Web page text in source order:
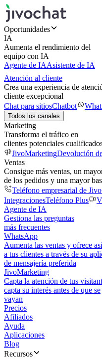
Oportunidades
IA
Aumenta el rendimiento del
equipo con IA
Agente de IAAsistente de IA
Atención al cliente
Crea una experiencia de
cliente excepcional
Chat para sitiosChatbot
Todos los canales
Marketing
Transforma el tráfico en
clientes potenciales
JivoMarketingDevolución
Ventas
Consigue más ventas, un
de los pedidos y una mayor
Teléfono empresarial de
IntegracionesTeléfono Plus
Agente de IA
Gestiona las preguntas
más frecuentes
WhatsApp
Aumenta las ventas y ofrece
a tus clientes a través de su
de mensajería preferida
JivoMarketing
Capta la atención de tus
capta su interés antes de que se
vayan
Precios
Afiliados
Ayuda
Aplicaciones
Blog
Recursos